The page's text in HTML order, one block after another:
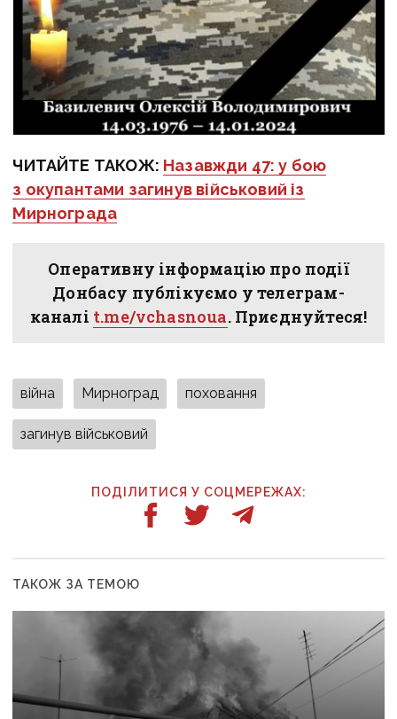
ЧИТАЙТЕ ТАКОЖ: Назавжди 47: у бою
з окупантами загинув військовий із
Мирнограда
Оперативну інформацію про події
Донбасу публікуємо у телеграм-
каналі t.me/vchasnoua. Приєднуйтеся!
війна Мирноград поховання
загинув військовий
ПОДІЛИТИСЯ У СОЦМЕРЕЖАХ:
ТАКОЖ ЗА ТЕМОЮ